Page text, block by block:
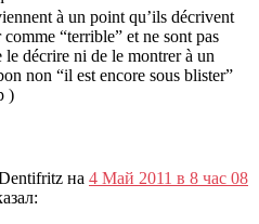
à un point qu’ils décrivent
comme “terrible” et ne sont pas
le décrire ni de le montrer à un
non “il est encore sous blister”
)
на 4 Май 2011 в 8 час 08